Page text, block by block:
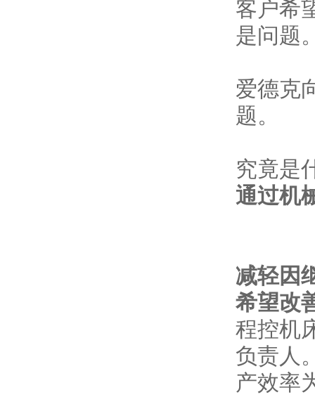
客户希
是问题
爱德克
题。
究竟是
通过机
减轻因
希望改
程控机
负责人
产效率